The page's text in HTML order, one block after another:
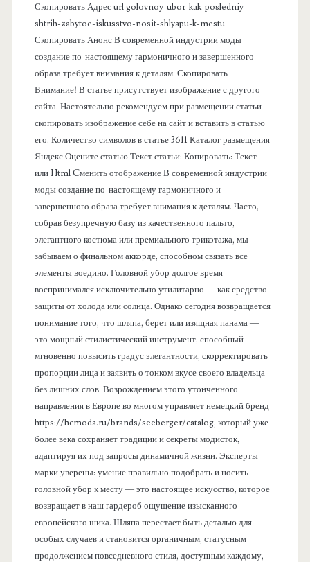
Скопировать Адрес url golovnoy-ubor-kak-posledniy-
shtrih-zabytoe-iskusstvo-nosit-shlyapu-k-mestu
Скопировать Анонс В современной индустрии моды
создание по-настоящему гармоничного и завершенного
образа требует внимания к деталям. Скопировать
Внимание! В статье присутствует изображение с другого
сайта. Настоятельно рекомендуем при размещении статьи
скопировать изображение себе на сайт и вставить в статью
его. Количество символов в статье 3611 Каталог размещения
Яндекс Оцените статью Текст статьи: Копировать: Текст
или Html Cменить отображение В современной индустрии
моды создание по-настоящему гармоничного и
завершенного образа требует внимания к деталям. Часто,
собрав безупречную базу из качественного пальто,
элегантного костюма или премиального трикотажа, мы
забываем о финальном аккорде, способном связать все
элементы воедино. Головной убор долгое время
воспринимался исключительно утилитарно — как средство
защиты от холода или солнца. Однако сегодня возвращается
понимание того, что шляпа, берет или изящная панама —
это мощный стилистический инструмент, способный
мгновенно повысить градус элегантности, скорректировать
пропорции лица и заявить о тонком вкусе своего владельца
без лишних слов. Возрождением этого утонченного
направления в Европе во многом управляет немецкий бренд
https://hcmoda.ru/brands/seeberger/catalog, который уже
более века сохраняет традиции и секреты модисток,
адаптируя их под запросы динамичной жизни. Эксперты
марки уверены: умение правильно подобрать и носить
головной убор к месту — это настоящее искусство, которое
возвращает в наш гардероб ощущение изысканного
европейского шика. Шляпа перестает быть деталью для
особых случаев и становится органичным, статусным
продолжением повседневного стиля, доступным каждому,